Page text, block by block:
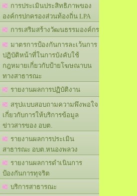
การประเมินประสิทธิภาพของ
องค์กรปกครองส่วนท้องถิ่น LPA
การเสริมสร้างวัฒนธรรมองค์กร
มาตรการป้องกันการละเว้นการ
ปฏิบัติหน้าที่ในการบังคับใช้
กฎหมายเกี่ยวกับป้ายโฆษณาบน
ทางสาธารณะ
รายงานผลการปฏิบัติงาน
สรุปแบบสอบถามความพึงพอใจ
เกี่ยวกับการให้บริการข้อมูล
ข่าวสารของ อบต.
รายงานผลการประเมิน
สาธารณะ อบต.หนองพลวง
รายงานผลการดำเนินการ
ป้องกันการทุจริต
บริการสาธารณะ